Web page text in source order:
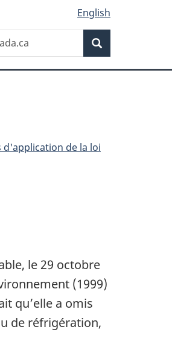
English
de la loi
le 29 octobre
(1999)
qu’elle a omis
de réfrigération,